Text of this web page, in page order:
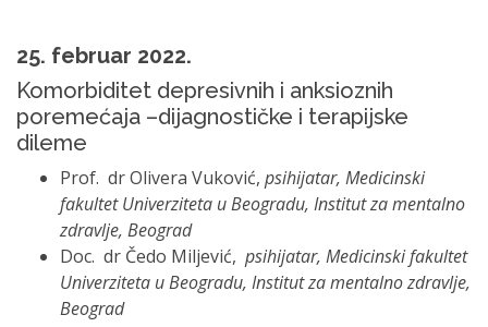
25. februar 2022.
Komorbiditet depresivnih i anksioznih
poremećaja –dijagnostičke i terapijske
dileme
Prof. dr Olivera Vuković, psihijatar, Medicinski
fakultet Univerziteta u Beogradu, Institut za mentalno
zdravlje, Beograd
Doc. dr Čedo Miljević, psihijatar, Medicinski fakultet
Univerziteta u Beogradu, Institut za mentalno zdravlje,
Beograd